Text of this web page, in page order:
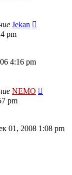
Jekan
pm
4:16 pm
NEMO
pm
01, 2008 1:08 pm